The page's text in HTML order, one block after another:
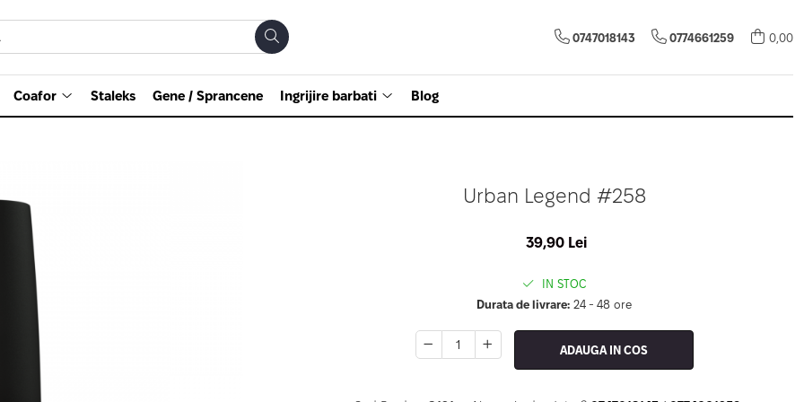
0747018143 0774661259 0,00
Coafor Staleks Gene / Sprancene Ingrijire barbati Blog
Urban Legend #258
39,90 Lei
IN STOC
Durata de livrare: 24 - 48 ore
ADAUGA IN COS